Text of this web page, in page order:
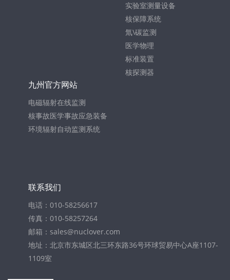
实验室测量设备
核保障系统
氚\碳监测
医学物理
标准装置
核探测器
九州官方网站
电磁辐射在线监测
核事故医学事故应急装备
环境辐射自动监测系统
联系我们
电话：010-58256617
传真：010-58257264
邮箱：sales@nuclover.com
地址：北京市东城区北三环东路36号环球贸易中心A座1107-
1109室